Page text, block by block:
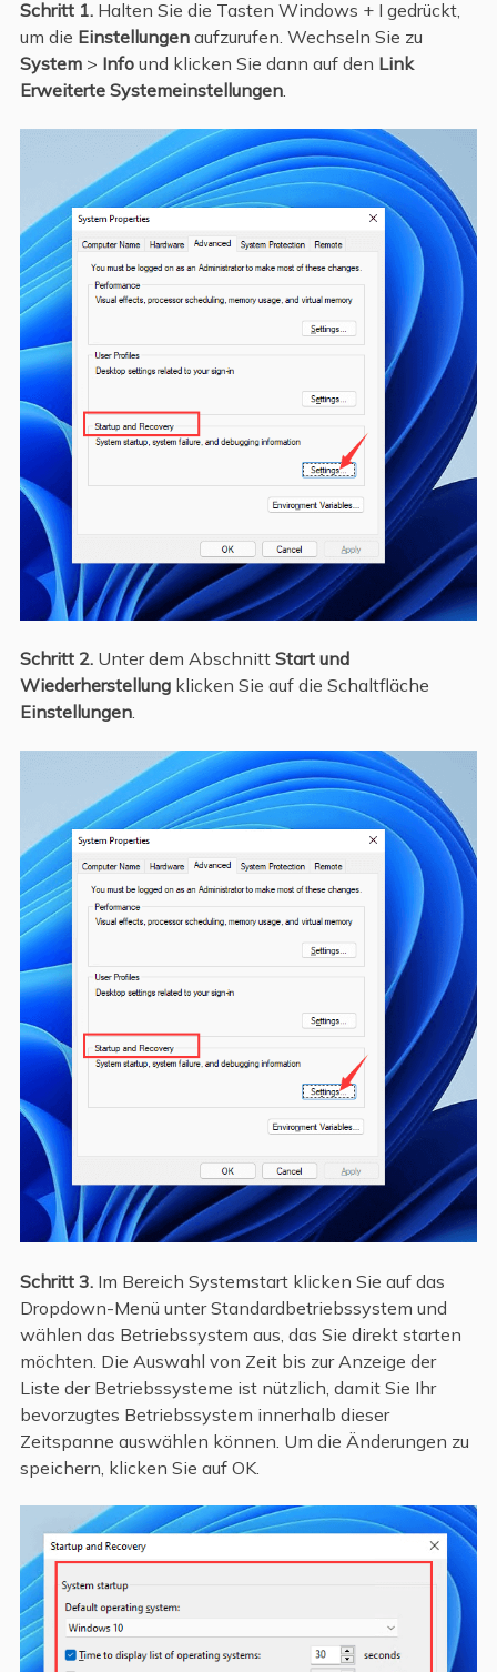
Schritt 1. Halten Sie die Tasten Windows + I gedrückt,
um die Einstellungen aufzurufen. Wechseln Sie zu
System > Info und klicken Sie dann auf den Link
Erweiterte Systemeinstellungen.
Schritt 2. Unter dem AbschnittStart und
Wiederherstellung klicken Sie auf die Schaltfläche
Einstellungen.
Schritt 3. Im Bereich Systemstart klicken Sie auf das
Dropdown-Menü unter Standardbetriebssystem und
wählen das Betriebssystem aus, das Sie direkt starten
möchten. Die Auswahl von Zeit bis zur Anzeige der
Liste der Betriebssysteme ist nützlich, damit Sie Ihr
bevorzugtes Betriebssystem innerhalb dieser
Zeitspanne auswählen können. Um die Änderungen zu
speichern, klicken Sie auf OK.